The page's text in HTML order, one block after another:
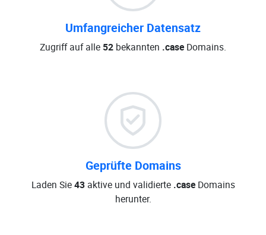
Umfangreicher Datensatz
Zugriff auf alle 52 bekannten .case Domains.
Geprüfte Domains
Laden Sie43aktive und validierte .caseDomains
herunter.